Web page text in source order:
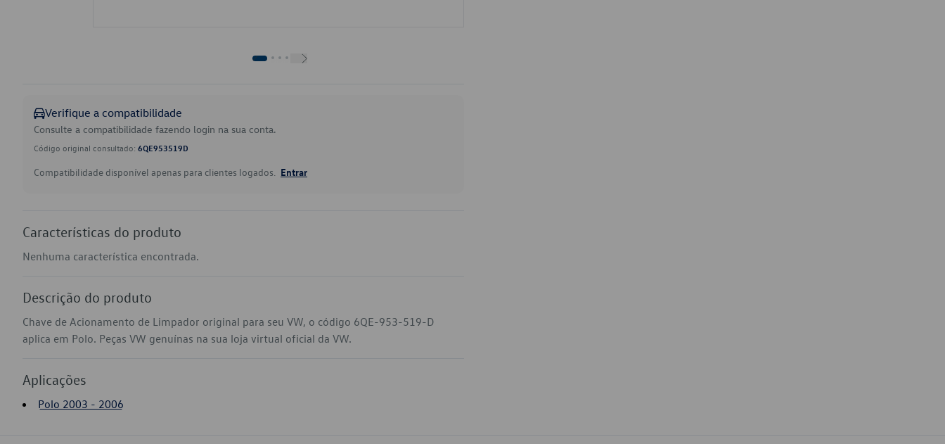
Verifique a compatibilidade
Consulte a compatibilidade fazendo login na sua conta.
Código original consultado: 6QE953519D
Compatibilidade disponível apenas para clientes logados. Entrar
Características do produto
Nenhuma característica encontrada.
Descrição do produto
Chave de Acionamento de Limpador original para seu VW, o código 6QE-953-519-D
aplica em Polo. Peças VW genuínas na sua loja virtual oficial da VW.
Aplicações
Polo 2003 - 2006